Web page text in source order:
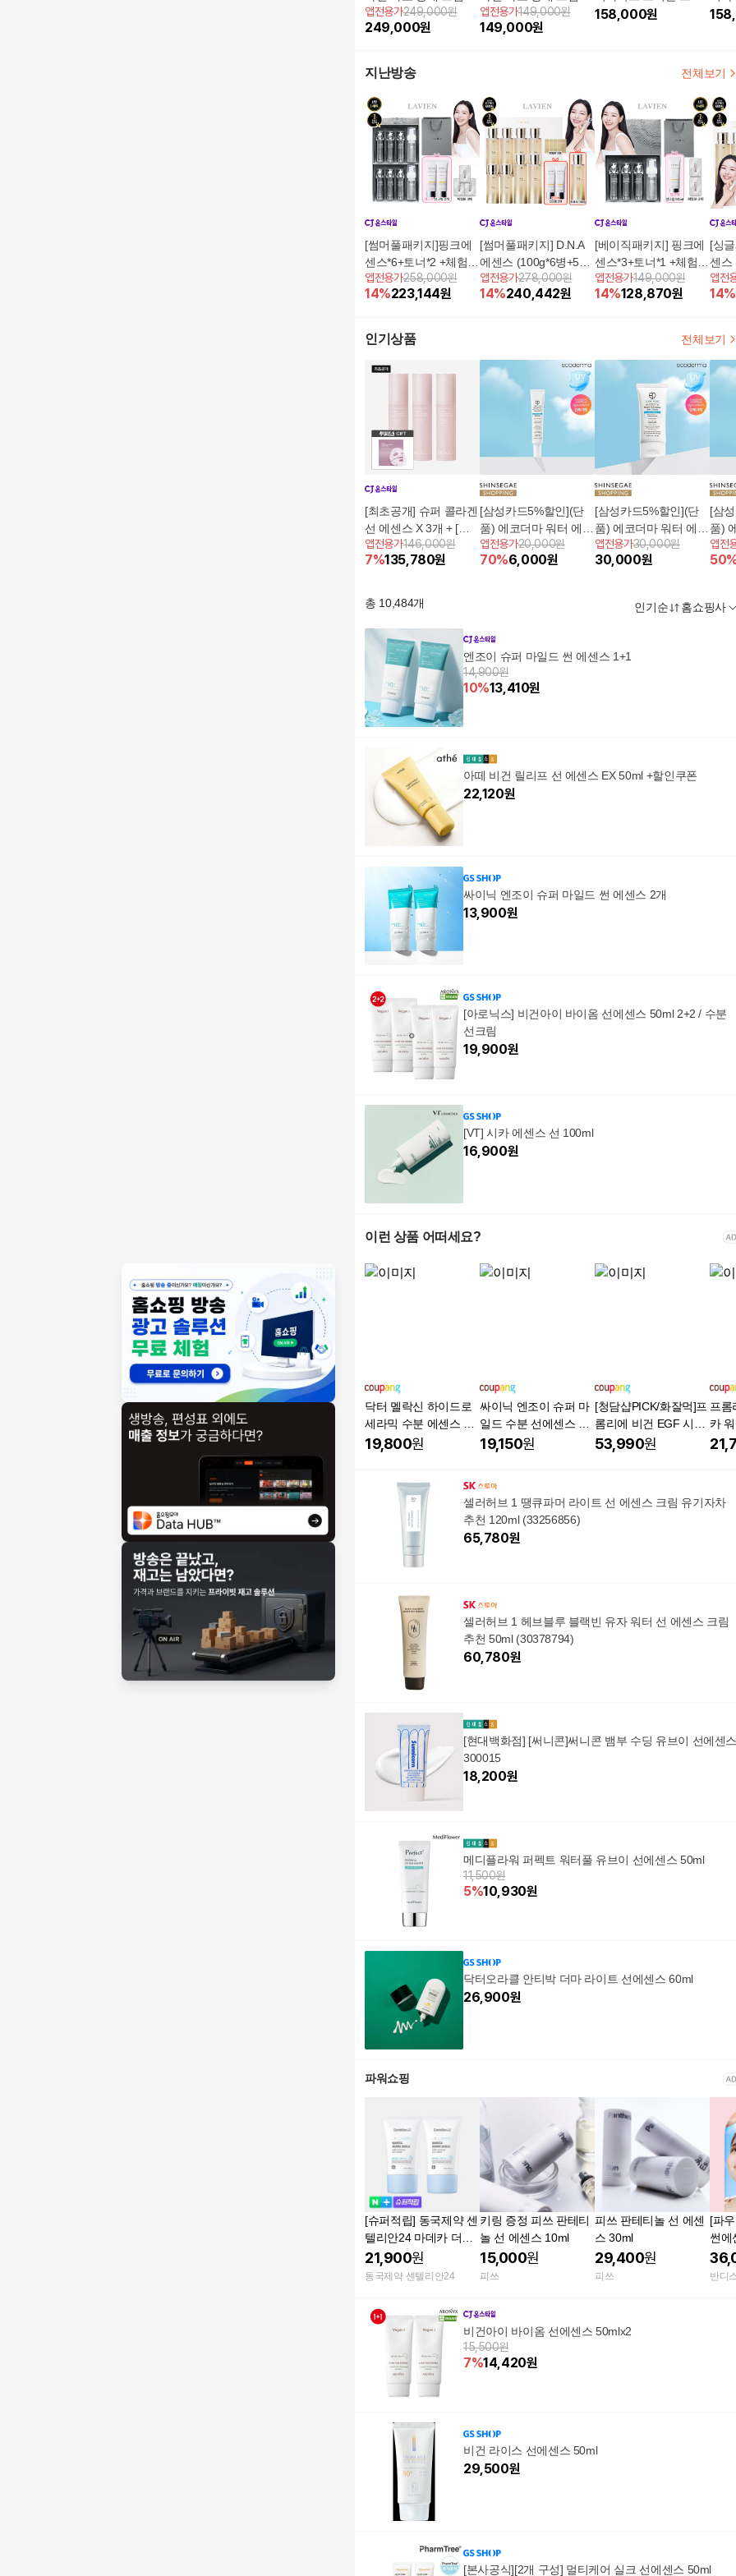
플 50ml*12병 + 버블
에센스 토너 150ml*4병
0ml*1병 더! + (리뷰시)
선크림 50ml*1통
앱전용가249,000원
249,000원
플 50ml*6 + 버블 에센
스 토너 150ml*2 + (전
0ml*1
앱전용가149,000원
149,000원
셀기초 다드림패키지
158,000원
셀기
지난방송 전체보기
[썸머풀패키지]핑크에
센스*6+토너*2 +체험분
*3+선크림*2+쇼핑백*1
개
앱전용가258,000원
14%223,144원
[썸머풀패키지] D.N.A
에센스 (100g*6병+50g
*2병+체험분4+선크림*
2+리뷰100)
앱전용가278,000원
14%240,442원
[베이직패키지] 핑크에
센스*3+토너*1 +체험분
*2+선크림*1+쇼핑백*1
개
앱전용가149,000원
14%128,870원
[싱
센스
병+
+리
앱전
14%
인기상품 전체보기
[최초공개] 슈퍼 콜라겐
선 에센스 X 3개 + [슈
퍼 콜라겐 마스크 4매]
앱전용가146,000원
7%135,780원
[삼성카드5%할인](단
품) 에코더마 워터 에센
스 선크림 15ml
앱전용가20,000원
70%6,000원
[삼성카드5%할인](단
품) 에코더마 워터 에센
스 선크림 50ml
앱전용가30,000원
30,000원
[삼
품)
스
용량)
앱전
50
총 10,484개 인기순 홈쇼핑사
엔조이 슈퍼 마일드 썬 에센스 1+1
14,900원
10%13,410원
아떼 비건 릴리프 선 에센스 EX 50ml +할인쿠폰
22,120원
싸이닉 엔조이 슈퍼 마일드 썬 에센스 2개
13,900원
[아로닉스] 비건아이 바이옴 선에센스 50ml 2+2 / 수분
선크림
19,900원
[VT] 시카 에센스 선 100ml
16,900원
이런 상품 어떠세요?
닥터 멜락신 하이드로
세라믹 수분 에센스 선
크림, 2개, 50ml
19,800원
싸이닉 엔조이 슈퍼 마
일드 수분 선에센스 50
ml / 저자극 선크림 차
19,150원
[청담샵PICK/화잘먹]프
롬리에 비건 EGF 시카
워터 선앰플 선크림 자
53,990원
프롬
카
셀러허브 1 땡큐파머 라이트 선 에센스 크림 유기자차
추천 120ml (33256856)
65,780원
셀러허브 1 헤브블루 블랙빈 유자 워터 선 에센스 크림
추천 50ml (30378794)
60,780원
[현대백화점] [써니콘]써니콘 뱀부 수딩 유브이 선에센
300015
18,200원
메디플라워 퍼펙트 워터풀 유브이 선에센스 50ml
11,500원
5%10,930원
닥터오라클 안티박 더마 라이트 선에센스 60ml
26,900원
파워쇼핑
[슈퍼적립] 동국제약 센
텔리안24 마데카 더마
쉴드 세이프 수분 선크
림 (SPF50+)50ml x 2
선에센스 자외선 차단
제
21,900원
동국제약 센텔리안24
키링 증정 피쓰 판테티
놀 선 에센스 10ml
15,000원
피쓰
피쓰 판테티놀 선 에센
스 30ml
29,400원
피쓰
[파
썬에
반디
비건아이 바이옴 선에센스 50mlx2
15,500원
7%14,420원
비건 라이스 선에센스 50ml
29,500원
[본사공식][2개 구성] 멀티케어 실크 선에센스 50ml